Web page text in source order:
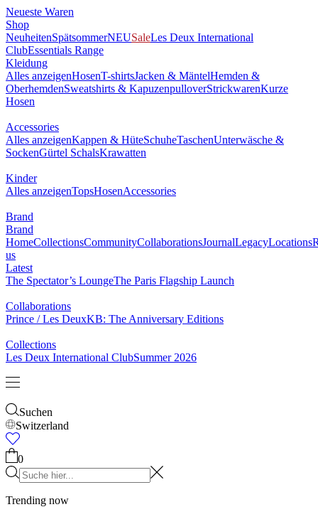
Neueste Waren
Shop
NeuheitenSpätsommerNEUSaleLes Deux International
ClubEssentials Range
Kleidung
Alles anzeigenHosenT-shirtsJacken & MäntelHemden &
OberhemdenSweatshirts & KapuzenpulloverStrickwarenKurze
Hosen
Accessories
Alles anzeigenKappen & HüteSchuheTaschenUnterwäsche &
SockenGürtel SchalsKrawatten
Kinder
Alles anzeigenTopsHosenAccessories
Brand
Brand
HomeCollectionsCommunityCollaborationsJournalLegacyLocations
us
Latest
The Spectator’s LoungeThe Paris Flagship Launch
Collaborations
Prince / Les DeuxKB: The Anniversary Editions
Collections
Les Deux International ClubSummer 2026
Suchen
Switzerland
0
Trending now